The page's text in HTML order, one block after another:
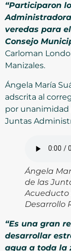
“Participaron
veredas para
Consejo
Carloman
Manizales.
Ángela María
adscrita al
por unanimidad
Juntas
Ángela
de las
Acueducto
Desarrollo
“Es una gran
desarrollar
agua a toda la